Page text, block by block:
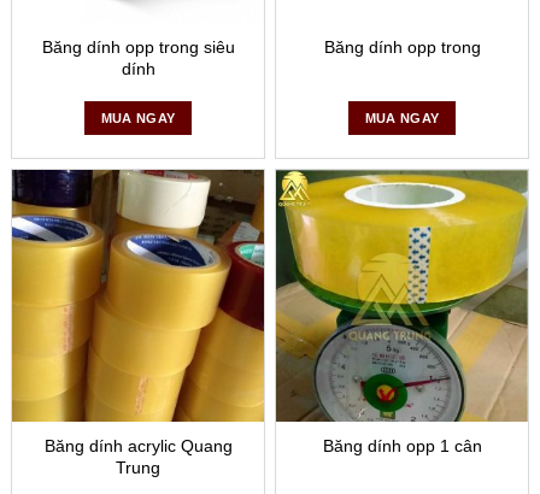
Bảo Quản:Nên bảo quản ở nơi khô ráo, tránh ánh nắng
trực tiếp và nhiệt độ cao để không làm giảm chất lượng
keo.
Áp Dụng:Đảm bảo bề mặt cần dán sạch sẽ và khô ráo
để tối ưu hóa độ bám dính của băng dính.
Sử Dụng Đúng Cách:Khi sử dụng băng dính, nên căng
thẳng và áp dụng một lực nhất định để băng dính bám
chắc vào bề mặt.
Băng dính OPP là một giải pháp đóng gói hiệu quả, kinh tế
và được sử dụng rộng rãi trong nhiều ngành công nghiệp
Băng dính opp trong siêu
dính
MUA NGAY
Băng dính opp trong
MUA NGAY
Băng dính acrylic Quang
Trung
Băng dính opp 1 cân